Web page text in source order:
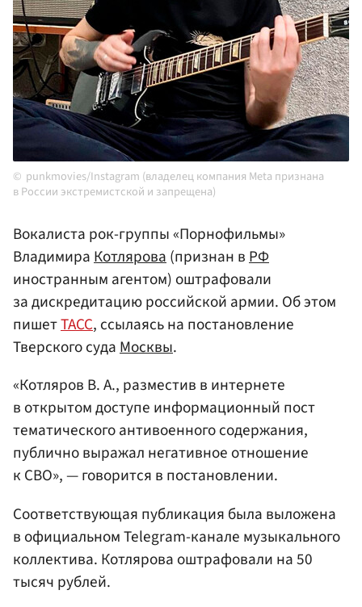
punkmovies/Instagram (владелец компания Meta признана
в России экстремистской и запрещена)
Вокалиста рок-группы «Порнофильмы»
ВладимираКотлярова(признан вРФ
иностранным агентом) оштрафовали
за дискредитацию российской армии. Об этом
пишетТАСС, ссылаясь на постановление
Тверского судаМосквы.
«Котляров В. А., разместив в интернете
в открытом доступе информационный пост
тематического антивоенного содержания,
публично выражал негативное отношение
к СВО», — говорится в постановлении.
Соответствующая публикация была выложена
в официальном Telegram-канале музыкального
коллектива. Котлярова оштрафовали на 50
тысяч рублей.